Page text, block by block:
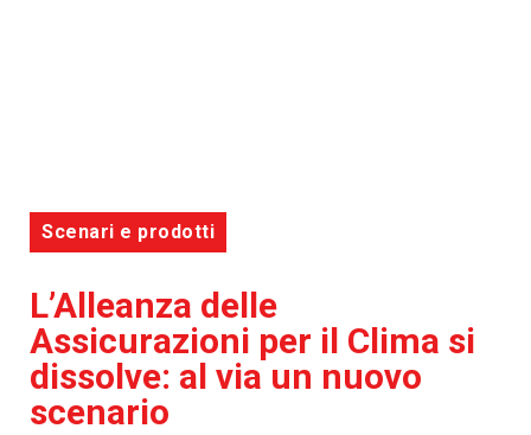
Scenari e prodotti
L’Alleanza delle
Assicurazioni per il Clima si
dissolve: al via un nuovo
scenario